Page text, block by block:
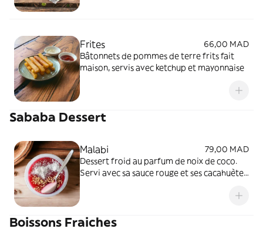
Frites
66,00 MAD
Bâtonnets de pommes de terre frits fait
maison, servis avec ketchup et mayonnaise
Sababa Dessert
Malabi
79,00 MAD
Dessert froid au parfum de noix de coco.
Servi avec sa sauce rouge et ses cacahuètes.
Boissons Fraiches